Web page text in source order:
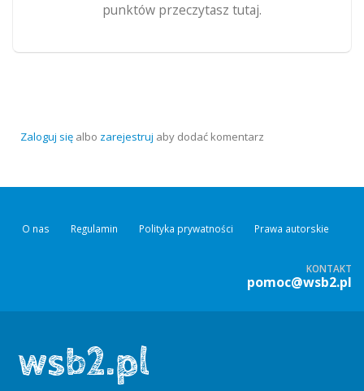
punktów przeczytasz tutaj.
Zaloguj się albo zarejestruj aby dodać komentarz
O nas Regulamin Polityka prywatności Prawa autorskie
KONTAKT
pomoc@wsb2.pl